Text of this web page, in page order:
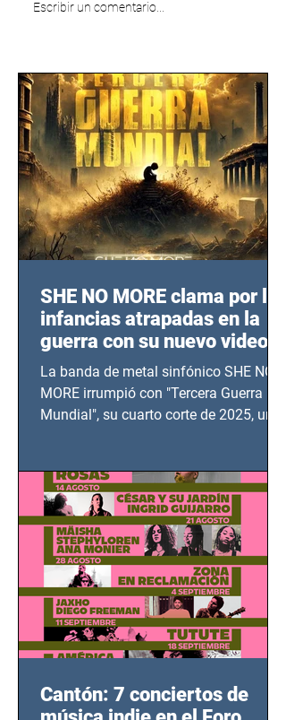
Escribir un comentario...
SHE NO MORE clama por las
infancias atrapadas en la
guerra con su nuevo video
TERCERA GUERRA
MUNDIAL
La banda de metal sinfónico SHE NO
MORE irrumpió con "Tercera Guerra
Mundial", su cuarto corte de 2025, un
bélicos.
Cantón: 7 conciertos de